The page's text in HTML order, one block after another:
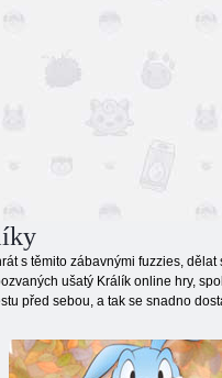
s těmito zábavnými fuzzies,
ušatý Králík online hry,
před sebou, a tak se snadno